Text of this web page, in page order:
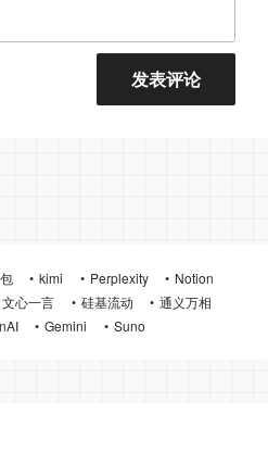
kimi Perplexity
Notion
文心一言 硅基流动
通义万相
Gemini Suno